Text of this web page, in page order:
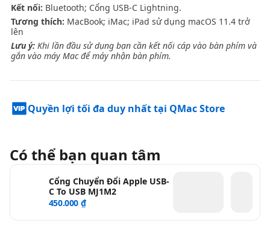
Kết nối: Bluetooth; Cổng USB-C Lightning.
Tương thích: MacBook; iMac; iPad sử dụng macOS 11.4 trở
lên
Lưu ý: Khi lần đầu sử dụng bạn cần kết nối cáp vào bàn phím và
gắn vào máy Mac để máy nhận bàn phím.
Quyền lợi tối đa duy nhất tại QMac Store
Có thể bạn quan tâm
Cổng Chuyển Đổi Apple USB-
C To USB MJ1M2
450.000 ₫